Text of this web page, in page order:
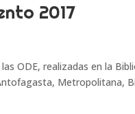
2017
ODE, realizadas en la
Metropolitana,